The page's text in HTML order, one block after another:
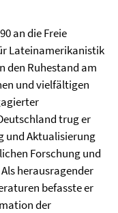
an die Freie
Lateinamerikanistik
den Ruhestand am
und vielfältigen
trug er
und Aktualisierung
Forschung und
herausragender
befasste er
der